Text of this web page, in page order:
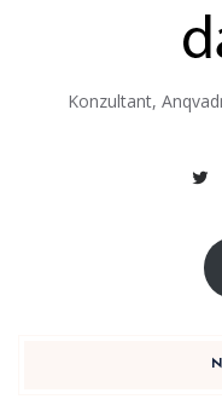
Konzultant,